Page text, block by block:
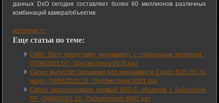
данных DxO сегодня составляет более 60 миллионов различных
комбинаций камера/объектив.
источник >>
Еще статьи по теме:
СМИ: Sony представят кинокамеру с глобальным затвором -
07/06/2021 07 - Просмотрено 8578 раз
Canon выпустит прошивки для кинокамер и Canon EOS R5 30
июня -04/06/2021 19 - Просмотрено 8591 раз
Canon запатентовали первый APS-C объектив с байонетом
RF -04/06/2021 19 - Просмотрено 8492 раз